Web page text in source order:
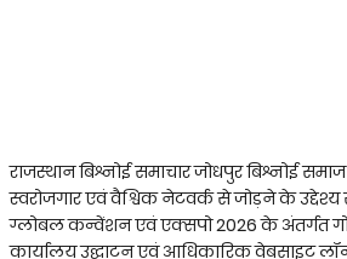
राजस्थान बिश्नोई समाचार जोधपुर बिश्नोई समाज
स्वरोजगार एवं वैश्विक नेटवर्क से जोड़ने के
ग्लोबल कन्वेंशन एवं एक्सपो 2026 के अंतर्गत
कार्यालय उद्घाटन एवं आधिकारिक वेबसाइट